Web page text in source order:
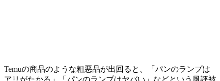
Temuの商品のような粗悪品が出回ると、「パンのランプは
アリがたかる」「パンのランプはヤバい」などという風評被